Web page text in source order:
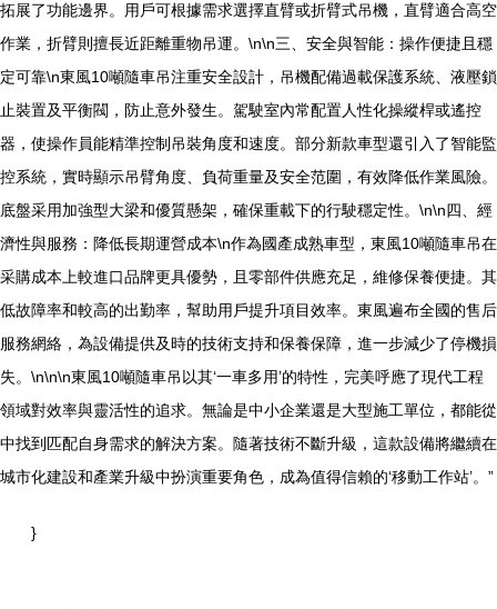
拓展了功能邊界。用戶可根據需求選擇直臂或折臂式吊機，直臂適合高空
作業，折臂則擅長近距離重物吊運。\n\n三、安全與智能：操作便捷且穩
定可靠\n東風10噸隨車吊注重安全設計，吊機配備過載保護系統、液壓鎖
止裝置及平衡閥，防止意外發生。駕駛室內常配置人性化操縱桿或遙控
器，使操作員能精準控制吊裝角度和速度。部分新款車型還引入了智能監
控系統，實時顯示吊臂角度、負荷重量及安全范圍，有效降低作業風險。
底盤采用加強型大梁和優質懸架，確保重載下的行駛穩定性。\n\n四、經
濟性與服務：降低長期運營成本\n作為國產成熟車型，東風10噸隨車吊在
采購成本上較進口品牌更具優勢，且零部件供應充足，維修保養便捷。其
低故障率和較高的出勤率，幫助用戶提升項目效率。東風遍布全國的售后
服務網絡，為設備提供及時的技術支持和保養保障，進一步減少了停機損
失。\n\n\n東風10噸隨車吊以其‘一車多用’的特性，完美呼應了現代工程
領域對效率與靈活性的追求。無論是中小企業還是大型施工單位，都能從
中找到匹配自身需求的解決方案。隨著技術不斷升級，這款設備將繼續在
城市化建設和產業升級中扮演重要角色，成為值得信賴的‘移動工作站’。”
}